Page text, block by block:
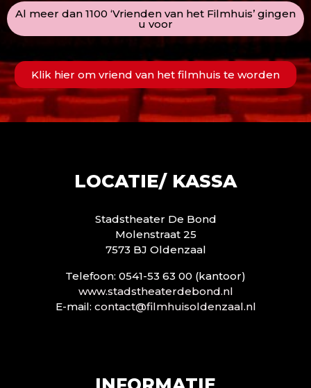
Al meer dan 1100 ‘Vrienden van het Filmhuis’ gingen
u voor
Klik hier om vriend van het filmhuis te worden
LOCATIE/ KASSA
Stadstheater De Bond
Molenstraat 25
7573 BJ Oldenzaal
Telefoon: 0541-53 63 00 (kantoor)
www.stadstheaterdebond.nl
E-mail: contact@filmhuisoldenzaal.nl